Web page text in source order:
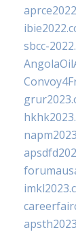
sbcc-